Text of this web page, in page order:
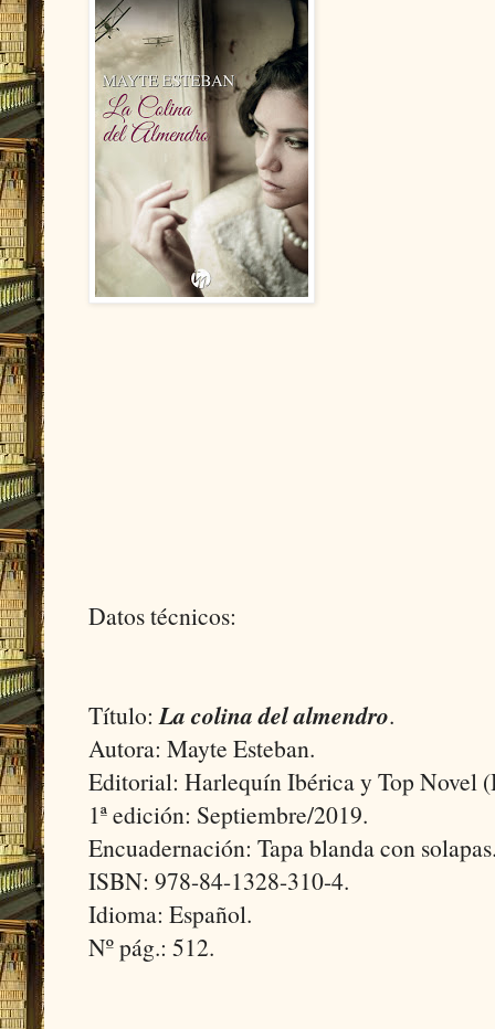
Datos técnicos:
Título:La colina del almendro.
Autora: Mayte Esteban.
Editorial: Harlequín Ibérica y Top Novel
1ª edición: Septiembre/2019.
Encuadernación: Tapa blanda con
ISBN: 978-84-1328-310-4.
Idioma: Español.
Nº pág.: 512.